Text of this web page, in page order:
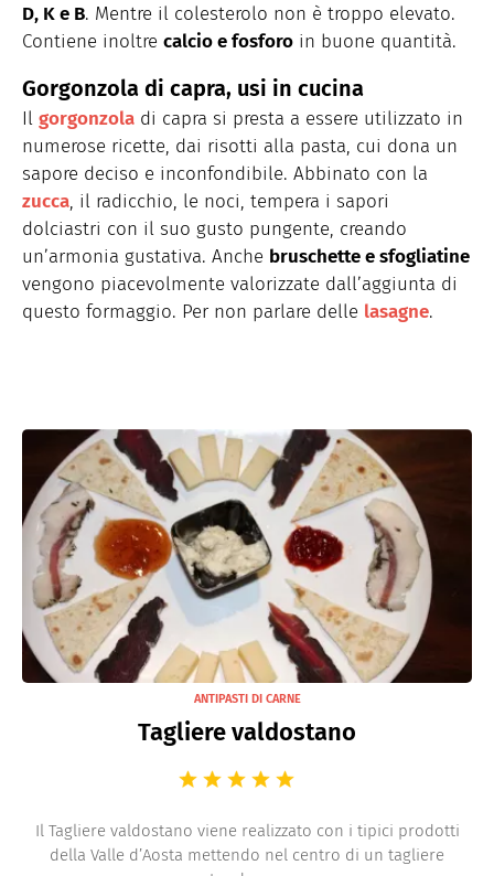
D, K e B. Mentre il colesterolo non è troppo elevato.
Contiene inoltre calcio e fosforo in buone quantità.
Gorgonzola di capra, usi in cucina
Il gorgonzola di capra si presta a essere utilizzato in
numerose ricette, dai risotti alla pasta, cui dona un
sapore deciso e inconfondibile. Abbinato con la
zucca, il radicchio, le noci, tempera i sapori
dolciastri con il suo gusto pungente, creando
un’armonia gustativa. Anche bruschette e sfogliatine
vengono piacevolmente valorizzate dall’aggiunta di
questo formaggio. Per non parlare delle lasagne.
ANTIPASTI DI CARNE
Tagliere valdostano
Il Tagliere valdostano viene realizzato con i tipici prodotti
della Valle d’Aosta mettendo nel centro di un tagliere